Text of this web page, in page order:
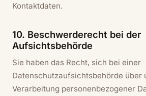
Kontaktdaten.
10. Beschwerderecht bei der
Aufsichtsbehörde
Sie haben das Recht, sich bei einer
Datenschutzaufsichtsbehörde über
Verarbeitung personenbezogener